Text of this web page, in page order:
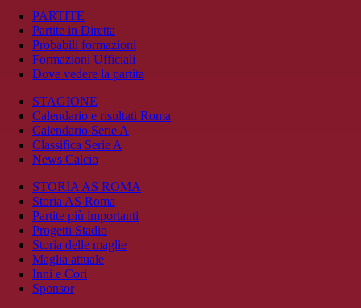
PARTITE
Partite in Diretta
Probabili formazioni
Formazioni Ufficiali
Dove vedere la partita
STAGIONE
Calendario e risultati Roma
Calendario Serie A
Classifica Serie A
News Calcio
STORIA AS ROMA
Storia AS Roma
Partite più importanti
Progetti Stadio
Storia delle maglie
Maglia attuale
Inni e Cori
Sponsor